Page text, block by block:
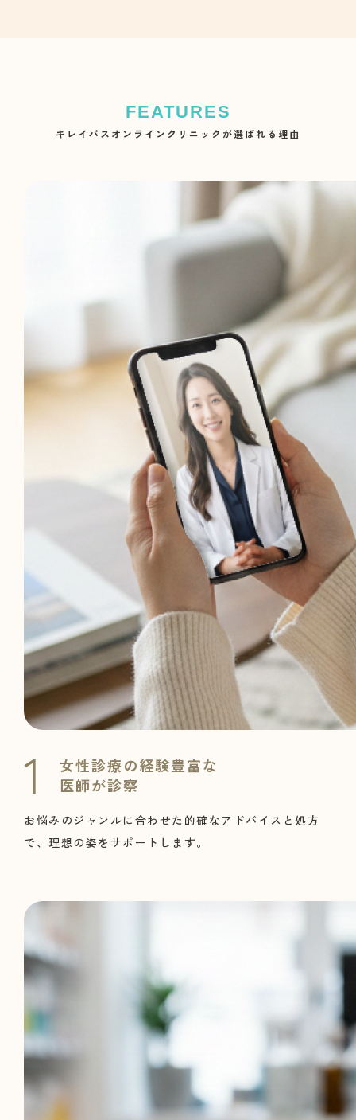
キレイパスオンラインクリニックが選ばれる理由
女性診療の経験豊富な
医師が診察
お悩みのジャンルに合わせた的確なアドバイスと処方
で、理想の姿をサポートします。